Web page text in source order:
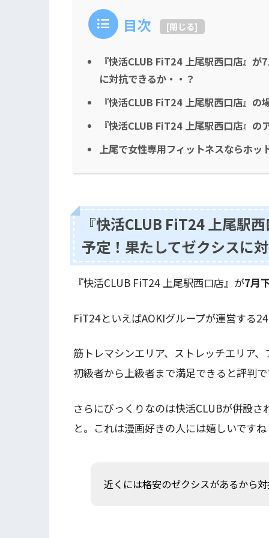
目次 [閉じる]
『快活CLUB FiT24 上尾駅西口店』
に対抗できるか・・？
『快活CLUB FiT24 上尾駅西口店』の
『快活CLUB FiT24 上尾駅西口店』の
上尾で女性専用フィットネスならホ
『快活CLUB FiT24 上尾駅
予定！果たしてゼクシスに
『快活CLUB FiT24 上尾駅西口店』が7月
FiT24といえばAOKIグループが運営する
筋トレマシンエリア、ストレッチエリア
初級者から上級者まで満足できると評判
さらにびっくりなのは快活CLUBが併設
と。これは漫画好きの人には嬉しいです
近くには格安のゼクシスがあるから